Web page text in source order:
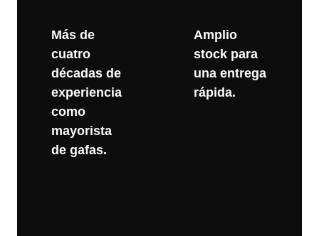
Más de
cuatro
décadas de
experiencia
como
mayorista
de gafas.
Amplio
stock para
una entrega
rápida.